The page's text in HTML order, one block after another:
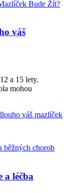
váš
a 15 lety.
mohou
váš mazlíček
a léčba